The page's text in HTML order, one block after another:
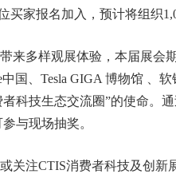
家报名加入，预计将组织
来多样观展体验，本届展会
国、Tesla GIGA 博物馆 、
科技生态交流圈”的使命。
与现场抽奖。
关注CTIS消费者科技及创新